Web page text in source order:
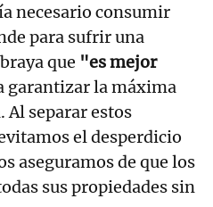
necesario consumir
para sufrir una
que "es mejor
garantizar la máxima
Al separar estos
el desperdicio
aseguramos de que los
sus propiedades sin